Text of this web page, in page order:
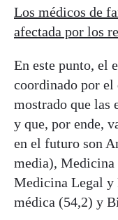
Los médicos de
afectada por los
En este punto, el
coordinado por el
mostrado que las
y que, por ende,
en el futuro son
media), Medicina
Medicina Legal y
médica (54,2) y